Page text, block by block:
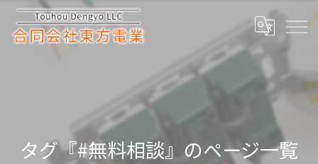
タグ『#無料相談』のページ一覧